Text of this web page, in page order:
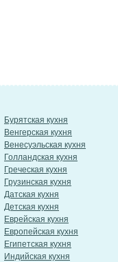
Бурятская кухня
Венгерская кухня
Венесуэльская кухня
Голландская кухня
Греческая кухня
Грузинская кухня
Датская кухня
Детская кухня
Еврейская кухня
Европейская кухня
Египетская кухня
Индийская кухня